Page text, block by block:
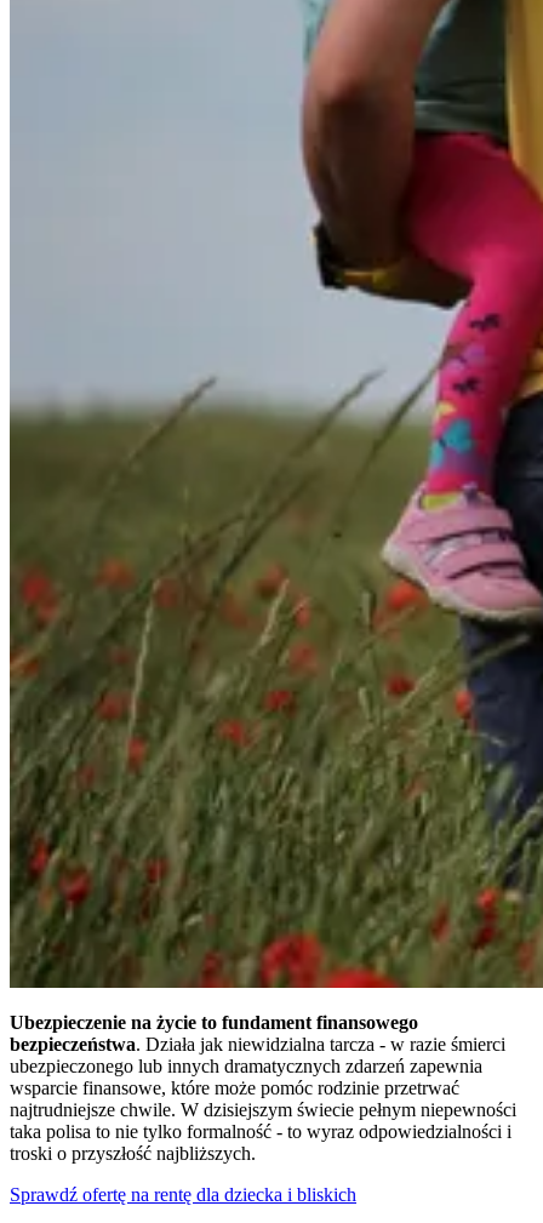
Ubezpieczenie na życie to fundament finansowego
bezpieczeństwa. Działa jak niewidzialna tarcza - w razie śmierci
ubezpieczonego lub innych dramatycznych zdarzeń zapewnia
wsparcie finansowe, które może pomóc rodzinie przetrwać
najtrudniejsze chwile. W dzisiejszym świecie pełnym niepewności
taka polisa to nie tylko formalność - to wyraz odpowiedzialności i
troski o przyszłość najbliższych.
Sprawdź ofertę na rentę dla dziecka i bliskich